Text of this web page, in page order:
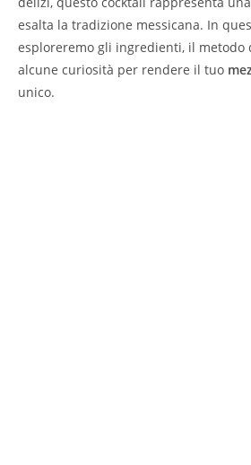
esalta la tradizione messicana. In
esploreremo gli ingredienti, il metodo
alcune curiosità per rendere il tuo
unico.